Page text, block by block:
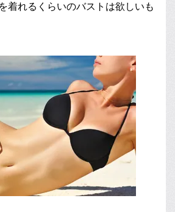
着れるくらいのバストは欲しいも